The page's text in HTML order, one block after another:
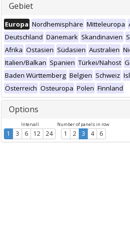
Gebiet
Europa Nordhemisphäre Mitteleuropa
Deutschland Dänemark Skandinavien
Afrika Ostasien Südasien Australien
Italien/Balkan Spanien Türkei/Nahost
Baden Württemberg Belgien Schweiz
Österreich Osteuropa Polen Finnland
Options
Intervall
1 3 6 12 24
Number of panels in row
1 2 3 4 6